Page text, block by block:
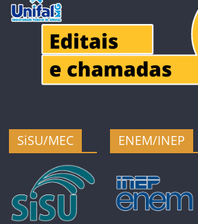
SiSU/MEC ENEM/INEP